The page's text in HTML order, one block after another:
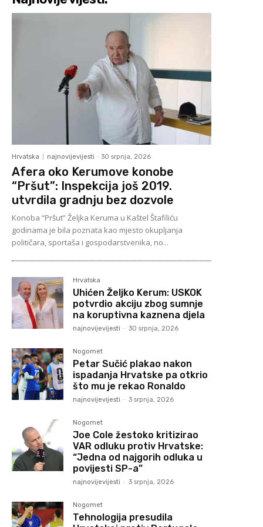
Hrvatska najnovijevijesti - 30 srpnja, 2026
Afera oko Kerumove konobe
“Pršut”: Inspekcija još 2019.
utvrdila gradnju bez dozvole
Konoba “Pršut” Željka Keruma u Kaštel Štafiliću
godinama je bila poznata kao mjesto okupljanja
političara, sportaša i gospodarstvenika, no...
Hrvatska
Uhićen Željko Kerum: USKOK
potvrdio akciju zbog sumnje
na koruptivna kaznena djela
najnovijevijesti - 30 srpnja, 2026
Nogomet
Petar Sučić plakao nakon
ispadanja Hrvatske pa otkrio
što mu je rekao Ronaldo
najnovijevijesti - 3 srpnja, 2026
Nogomet
Joe Cole žestoko kritizirao
VAR odluku protiv Hrvatske:
“Jedna od najgorih odluka u
povijesti SP-a”
najnovijevijesti - 3 srpnja, 2026
Nogomet
Tehnologija presudila